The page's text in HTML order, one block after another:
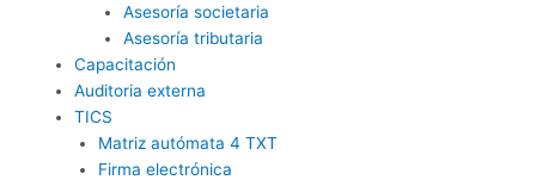
Asesoría societaria
Asesoría tributaria
Capacitación
Auditoria externa
TICS
Matriz autómata 4 TXT
Firma electrónica